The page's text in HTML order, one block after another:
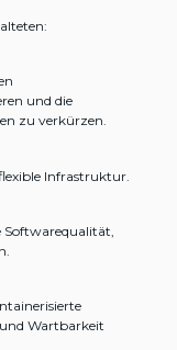
und die
zu verkürzen.
Infrastruktur.
Wartbarkeit